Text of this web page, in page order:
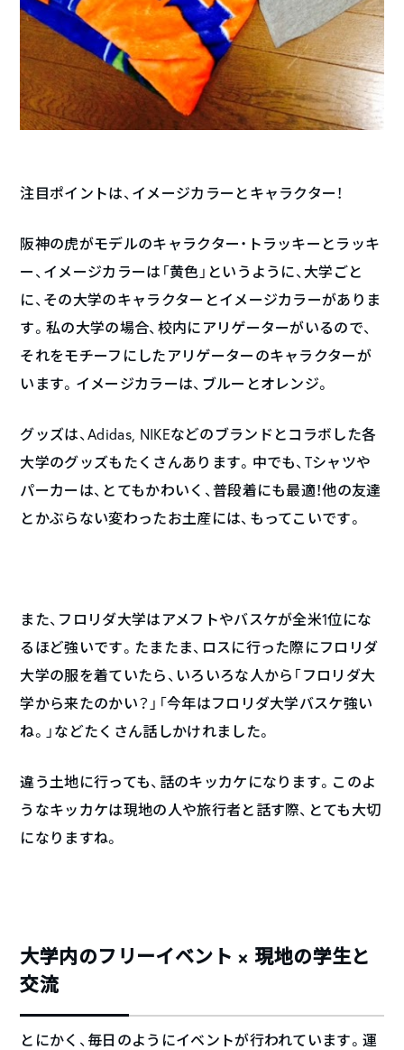
注目ポイントは、イメージカラーとキャラクター！
阪神の虎がモデルのキャラクター・トラッキーとラッキ
ー、イメージカラーは「黄色」というように、大学ごと
に、その大学のキャラクターとイメージカラーがありま
す。私の大学の場合、校内にアリゲーターがいるので、
それをモチーフにしたアリゲーターのキャラクターが
います。イメージカラーは、ブルーとオレンジ。
グッズは、Adidas, NIKEなどのブランドとコラボした各
大学のグッズもたくさんあります。中でも、Tシャツや
パーカーは、とてもかわいく、普段着にも最適！他の友達
とかぶらない変わったお土産には、もってこいです。
また、フロリダ大学はアメフトやバスケが全米1位にな
るほど強いです。たまたま、ロスに行った際にフロリダ
大学の服を着ていたら、いろいろな人から「フロリダ大
学から来たのかい？」「今年はフロリダ大学バスケ強い
ね。」などたくさん話しかけれました。
違う土地に行っても、話のキッカケになります。このよ
うなキッカケは現地の人や旅行者と話す際、とても大切
になりますね。
大学内のフリーイベント × 現地の学生と
交流
とにかく、毎日のようにイベントが行われています。運